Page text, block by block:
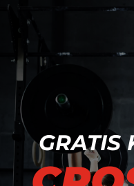
GRATIS